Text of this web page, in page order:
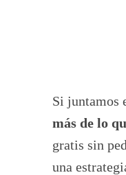
Si juntamos
más de lo
gratis sin
una